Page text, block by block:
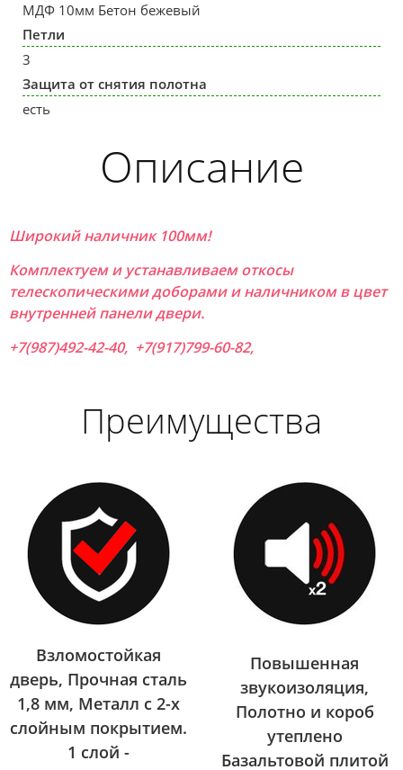
МДФ 10мм Бетон бежевый
Петли
3
Защита от снятия полотна
есть
Описание
Широкий наличник 100мм!
Комплектуем и устанавливаем откосы
телескопическими доборами и наличником в цвет
внутренней панели двери.
+7(987)492-42-40, +7(917)799-60-82,
Преимущества
Взломостойкая
дверь, Прочная сталь
1,8 мм, Металл с 2-х
слойным покрытием.
1 слой -
Повышенная
звукоизоляция,
Полотно и короб
утеплено
Базальтовой плитой